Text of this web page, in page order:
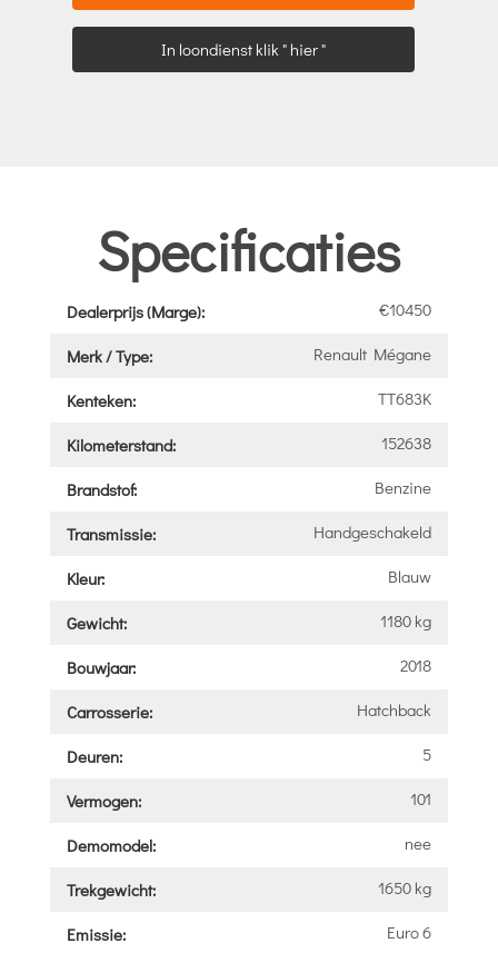
In loondienst klik " hier "
Specificaties
Dealerprijs (Marge): €10450
Merk / Type: Renault Mégane
Kenteken: TT683K
Kilometerstand: 152638
Brandstof: Benzine
Transmissie: Handgeschakeld
Kleur: Blauw
Gewicht: 1180 kg
Bouwjaar: 2018
Carrosserie: Hatchback
Deuren: 5
Vermogen: 101
Demomodel: nee
Trekgewicht: 1650 kg
Emissie: Euro 6